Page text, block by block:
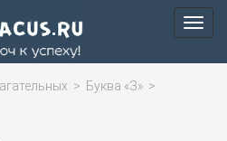
Меню
> Буква «З» >